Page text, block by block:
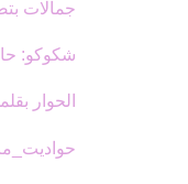
جمالات
شكوكو:
الحوار